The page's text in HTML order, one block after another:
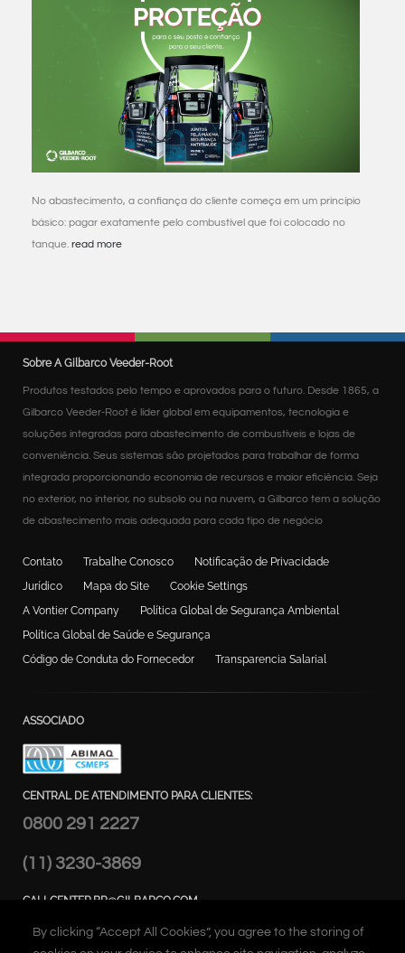
By clicking “Accept All Cookies”, you agree to the storing of
No abastecimento, a confiança do cliente começa em um princípio
básico: pagar exatamente pelo combustível que foi colocado no
tanque. read more
Sobre A Gilbarco Veeder-Root
Produtos testados pelo tempo e aprovados para o futuro. Desde 1865, a
Gilbarco Veeder-Root é líder global em equipamentos, tecnologia e
soluções integradas para abastecimento de combustíveis e lojas de
conveniência. Seus sistemas são projetados para trabalhar de forma
integrada proporcionando economia de recursos e maior eficiência. Seja
no exterior, no interior, no subsolo ou na nuvem, a Gilbarco tem a solução
de abastecimento mais adequada para cada tipo de negócio
Contato Trabalhe Conosco
Notificação de Privacidade
Jurídico
Mapa do Site
Cookie Settings
A Vontier Company
Política Global de Segurança Ambiental
Política Global de Saúde e Segurança
Código de Conduta do Fornecedor
Transparencia Salarial
ASSOCIADO
CENTRAL DE ATENDIMENTO PARA CLIENTES:
0800 291 2227
(11) 3230-3869
CALLCENTER.BR@GILBARCO.COM
ENDEREÇO:
Alameda Caiapós, 173 - Tamboré,